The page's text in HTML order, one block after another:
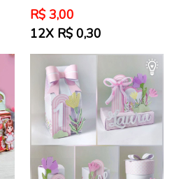
Preço
normal
R$ 3,00
12X R$ 0,30